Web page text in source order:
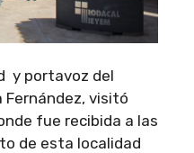
y portavoz del
Fernández, visitó
fue recibida a las
de esta localidad